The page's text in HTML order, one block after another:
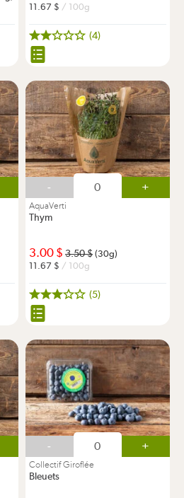
11.67 / 100g
(4)
- +
AquaVerti
Thym
3.00 3.50
(30g)
11.67
/ 100g
(5)
- +
Collectif Giroflée
Bleuets